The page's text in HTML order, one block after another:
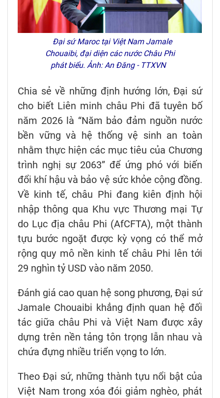
Đại sứ Maroc tại Việt Nam Jamale
Chouaibi, đại diện các nước Châu Phi
phát biểu. Ảnh: An Đăng - TTXVN
Chia sẻ về những định hướng lớn, Đại sứ
cho biết Liên minh châu Phi đã tuyên bố
năm 2026 là “Năm bảo đảm nguồn nước
bền vững và hệ thống vệ sinh an toàn
nhằm thực hiện các mục tiêu của Chương
trình nghị sự 2063” để ứng phó với biến
đổi khí hậu và bảo vệ sức khỏe cộng đồng.
Về kinh tế, châu Phi đang kiên định hội
nhập thông qua Khu vực Thương mại Tự
do Lục địa châu Phi (AfCFTA), một thành
tựu bước ngoặt được kỳ vọng có thể mở
rộng quy mô nền kinh tế châu Phi lên tới
29 nghìn tỷ USD vào năm 2050.
Đánh giá cao quan hệ song phương, Đại sứ
Jamale Chouaibi khẳng định quan hệ đối
tác giữa châu Phi và Việt Nam được xây
dựng trên nền tảng tôn trọng lẫn nhau và
chứa đựng nhiều triển vọng to lớn.
Theo Đại sứ, những thành tựu nổi bật của
Việt Nam trong xóa đói giảm nghèo, phát